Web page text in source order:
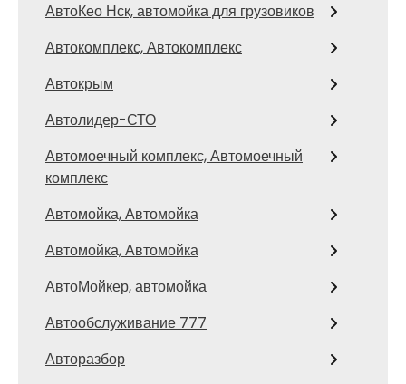
АвтоКео Нск, автомойка для грузовиков
Автокомплекс, Автокомплекс
Автокрым
Автолидер-СТО
Автомоечный комплекс, Автомоечный
комплекс
Автомойка, Автомойка
Автомойка, Автомойка
АвтоМойкер, автомойка
Автообслуживание 777
Авторазбор